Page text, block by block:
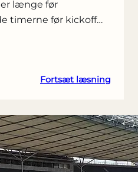
længe før
timerne før kickoff…
Fortsæt læsning
ved
OPAP
Arena
på